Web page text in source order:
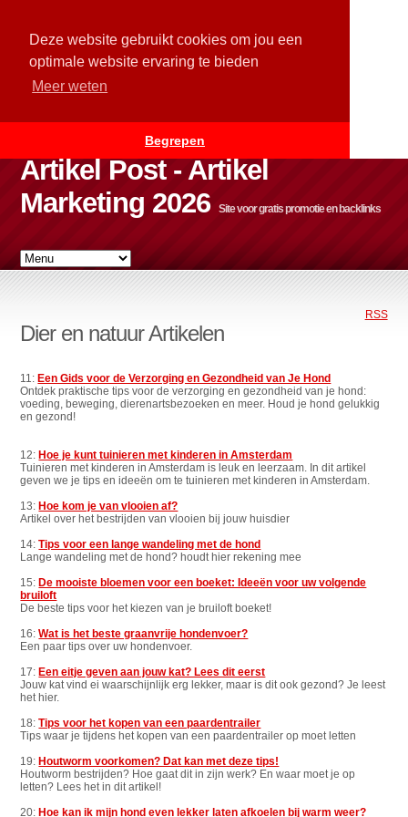
Deze website gebruikt cookies om jou een
optimale website ervaring te bieden
Meer weten
Begrepen
Artikel Post - Artikel
Marketing 2026
Site voor gratis promotie en backlinks
RSS
Dier en natuur Artikelen
11:Een Gids voor de Verzorging en Gezondheid van Je Hond
Ontdek praktische tips voor de verzorging en gezondheid van je hond:
voeding, beweging, dierenartsbezoeken en meer. Houd je hond gelukkig
en gezond!
12:Hoe je kunt tuinieren met kinderen in Amsterdam
Tuinieren met kinderen in Amsterdam is leuk en leerzaam. In dit artikel
geven we je tips en ideeën om te tuinieren met kinderen in Amsterdam.
13:Hoe kom je van vlooien af?
Artikel over het bestrijden van vlooien bij jouw huisdier
14:Tips voor een lange wandeling met de hond
Lange wandeling met de hond? houdt hier rekening mee
15:De mooiste bloemen voor een boeket: Ideeën voor uw volgende
bruiloft
De beste tips voor het kiezen van je bruiloft boeket!
16:Wat is het beste graanvrije hondenvoer?
Een paar tips over uw hondenvoer.
17:Een eitje geven aan jouw kat? Lees dit eerst
Jouw kat vind ei waarschijnlijk erg lekker, maar is dit ook gezond? Je leest
het hier.
18:Tips voor het kopen van een paardentrailer
Tips waar je tijdens het kopen van een paardentrailer op moet letten
19:Houtworm voorkomen? Dat kan met deze tips!
Houtworm bestrijden? Hoe gaat dit in zijn werk? En waar moet je op
letten? Lees het in dit artikel!
20:Hoe kan ik mijn hond even lekker laten afkoelen bij warm weer?